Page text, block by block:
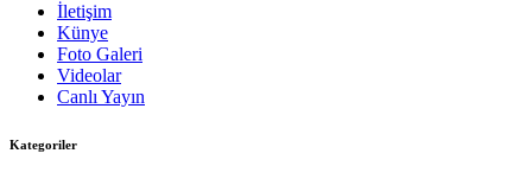
İletişim
Künye
Foto Galeri
Videolar
Canlı Yayın
Kategoriler